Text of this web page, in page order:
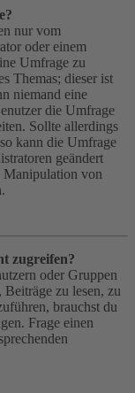
nur vom
oder einem
Umfrage zu
Themas; dieser ist
niemand eine
die Umfrage
Sollte allerdings
kann die Umfrage
geändert
Manipulation von
zugreifen?
oder Gruppen
zu lesen, zu
brauchst du
Frage einen